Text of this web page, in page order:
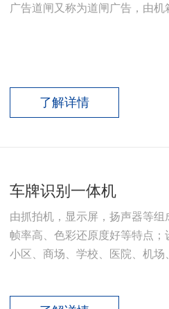
广告道闸又称为道闸广告，由
了解详情
车牌识别一体机
由抓拍机，显示屏，扬声器等组
帧率高、色彩还原度好等特点
小区、商场、学校、医院、机场